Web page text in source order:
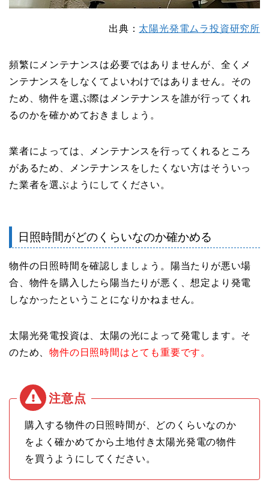
出典： 太陽光発電ムラ投資研究所
頻繁にメンテナンスは必要ではありませんが、全くメ
ンテナンスをしなくてよいわけではありません。その
ため、物件を選ぶ際はメンテナンスを誰が行ってくれ
るのかを確かめておきましょう。
業者によっては、メンテナンスを行ってくれるところ
があるため、メンテナンスをしたくない方はそういっ
た業者を選ぶようにしてください。
日照時間がどのくらいなのか確かめる
物件の日照時間を確認しましょう。陽当たりが悪い場
合、物件を購入したら陽当たりが悪く、想定より発電
しなかったということになりかねません。
太陽光発電投資は、太陽の光によって発電します。そ
のため、物件の日照時間はとても重要です。
購入する物件の日照時間が、どのくらいなのか
をよく確かめてから土地付き太陽光発電の物件
を買うようにしてください。